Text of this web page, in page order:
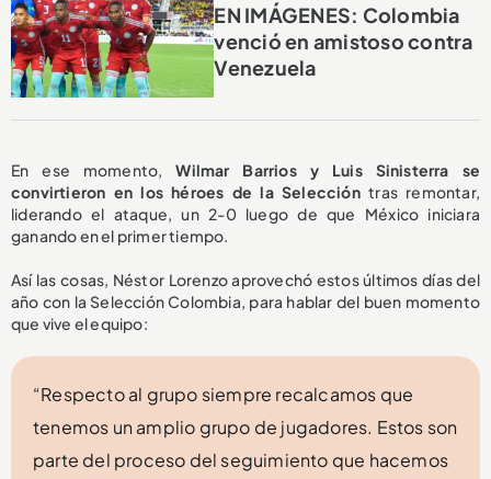
EN IMÁGENES: Colombia
venció en amistoso contra
Venezuela
En ese momento,Wilmar Barrios y Luis Sinisterra se
convirtieron en los héroes de la Seleccióntras remontar,
liderando el ataque, un 2-0 luego de que México iniciara
ganando en el primer tiempo.
Así las cosas, Néstor Lorenzo aprovechó estos últimos días del
año con la Selección Colombia, para hablar del buen momento
que vive el equipo:
“Respecto al grupo siempre recalcamos que
tenemos un amplio grupo de jugadores. Estos son
parte del proceso del seguimiento que hacemos